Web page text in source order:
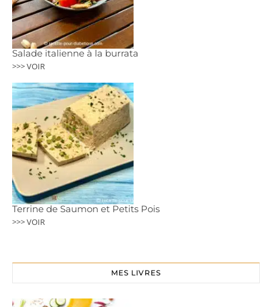
Salade italienne à la burrata
>>> VOIR
Terrine de Saumon et Petits Pois
>>> VOIR
MES LIVRES